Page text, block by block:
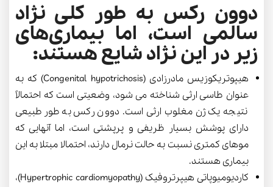
دوون رکس به طور کلی نژاد
سالمی است، اما بیماری‌های
زیر در این نژاد شایع هستند:
هیپوتریکوزیس مادرزادی (Congenital hypotrichosis) که به
عنوان طاسی ارثی شناخته می شود، وضعیتی است که احتمالاً
نتیجه یک ژن مغلوب ارثی است. دوون رکس به طور طبیعی
دارای پوشش بسیار ظریفی و پرپشتی است، اما آنهایی که
موهای کمتری نسبت به حالت نرمال دارند، احتمالا مبتلا به این
بیماری هستند.
کاردیومیوپاتی هیپرتروفیک (Hypertrophic cardiomyopathy)،